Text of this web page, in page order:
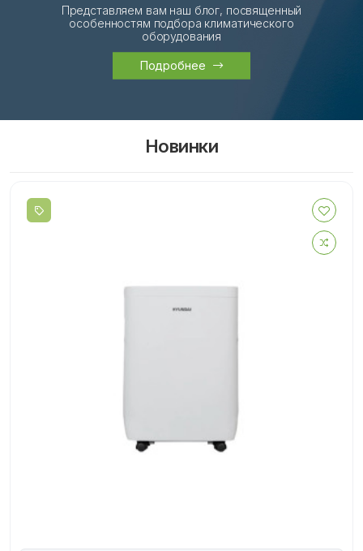
Представляем вам наш блог, посвященный
особенностям подбора климатического
оборудования
Подробнее
Новинки